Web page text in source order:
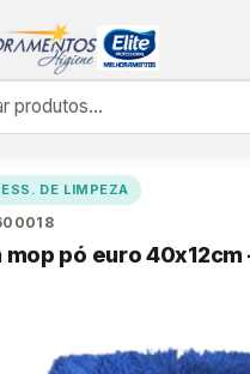
DE LIMPEZA
mop pó euro 40x12cm